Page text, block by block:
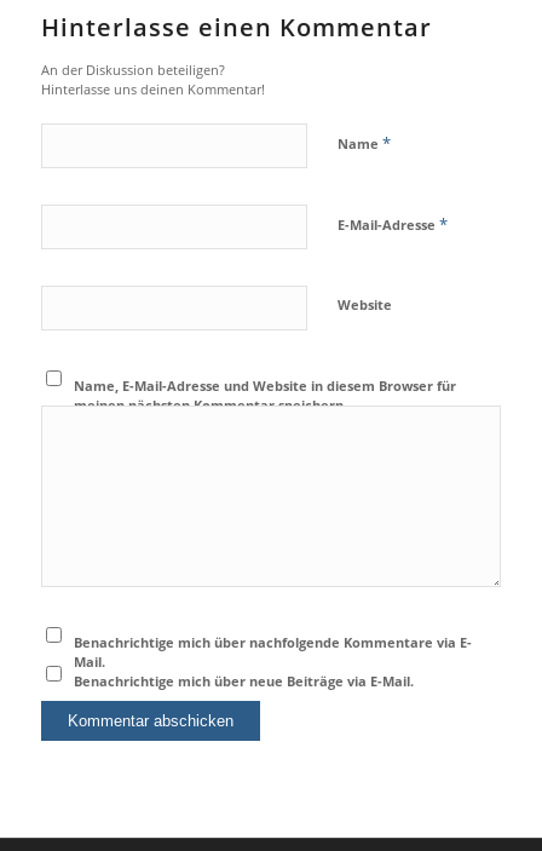
Hinterlasse einen Kommentar
An der Diskussion beteiligen?
Hinterlasse uns deinen Kommentar!
Name *
E-Mail-Adresse *
Website
Name, E-Mail-Adresse und Website in diesem Browser für
meinen nächsten Kommentar speichern.
Benachrichtige mich über nachfolgende Kommentare via E-
Mail.
Benachrichtige mich über neue Beiträge via E-Mail.